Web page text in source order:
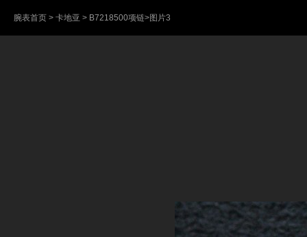
腕表首页 > 卡地亚 > B7218500项链>图片3